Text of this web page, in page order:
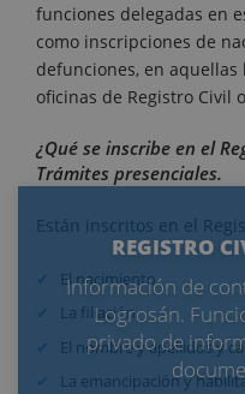
REGISTRO
Información de
Logrosán.
privado de
funciones delegadas en
como inscripciones de
defunciones, en
oficinas de Registro Civil
¿Qué se inscribe en el
Trámites presenciales.
Están inscritos en el
El nacimiento.
La filiación.
El nombre y apellidos y
La emancipación y